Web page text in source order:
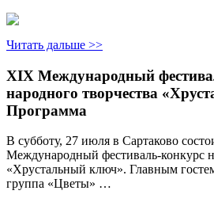
Читать дальше >>
XIX Международный
народного творчества
Программа
В субботу, 27 июля в Сартаково
Международный фестиваль-конкурс
«Хрустальный ключ». Главным
группа «Цветы» …